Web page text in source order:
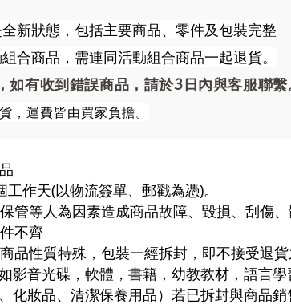
新狀態，包括主要商品、零件及包裝完整
合商品，需連同活動組合商品一起退貨。
如有收到錯誤商品，請於3日內與客服聯繫
，運費皆由買家負擔。
作天(以物流簽單、郵戳為憑)。
管等人為因素造成商品故障、毀損、刮傷、
不齊
品性質特殊，包裝一經拆封，即不接受退貨
影音光碟，軟體，書籍，幼教教材，語言
化妝品、清潔保養用品）若已拆封與商品